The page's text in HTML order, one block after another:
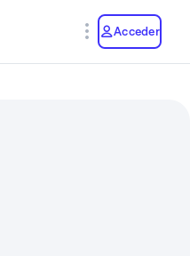
Acceder